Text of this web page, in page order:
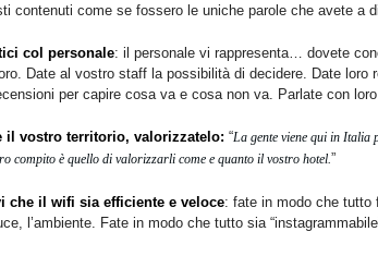
contenuti come se fossero le uniche parole che avete a
col personale: il personale vi rappresenta… dovete
Date al vostro staff la possibilità di decidere. Date loro
per capire cosa va e cosa non va. Parlate con
il vostro territorio, valorizzatelo: “La gente viene qui in
compito è quello di valorizzarli come e quanto il vostro hotel.”
che il wifi sia efficiente e veloce: fate in modo che tutto
l’ambiente. Fate in modo che tutto sia